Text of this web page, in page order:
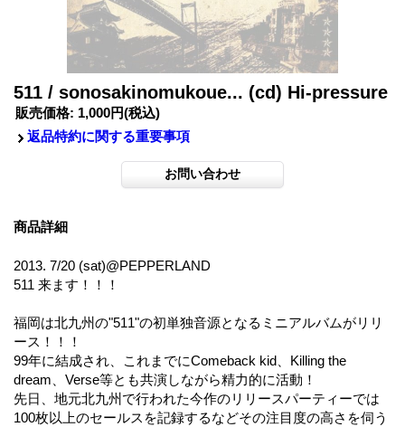
511 / sonosakinomukoue... (cd) Hi-pressure
販売価格: 1,000円(税込)
返品特約に関する重要事項
商品詳細
2013. 7/20 (sat)@PEPPERLAND
511 来ます！！！
福岡は北九州の"511"の初単独音源となるミニアルバムがリリ
ース！！！
99年に結成され、これまでにComeback kid、Killing the
dream、Verse等とも共演しながら精力的に活動！
先日、地元北九州で行われた今作のリリースパーティーでは
100枚以上のセールスを記録するなどその注目度の高さを伺う